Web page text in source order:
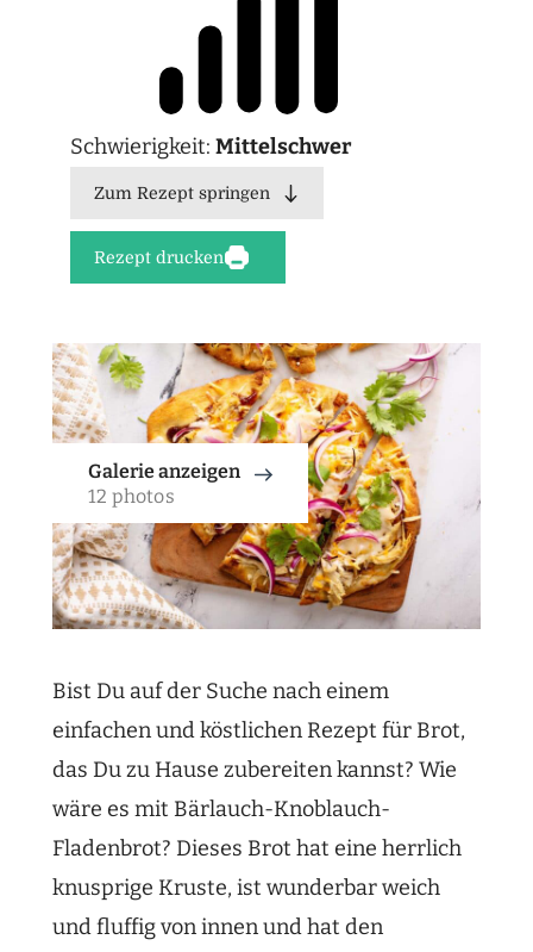
Schwierigkeit: Mittelschwer
Zum Rezept springen
Rezept drucken
Galerie anzeigen
12 photos
Bist Du auf der Suche nach einem
einfachen und köstlichen Rezept für Brot,
das Du zu Hause zubereiten kannst? Wie
wäre es mit Bärlauch-Knoblauch-
Fladenbrot? Dieses Brot hat eine herrlich
knusprige Kruste, ist wunderbar weich
und fluffig von innen und hat den